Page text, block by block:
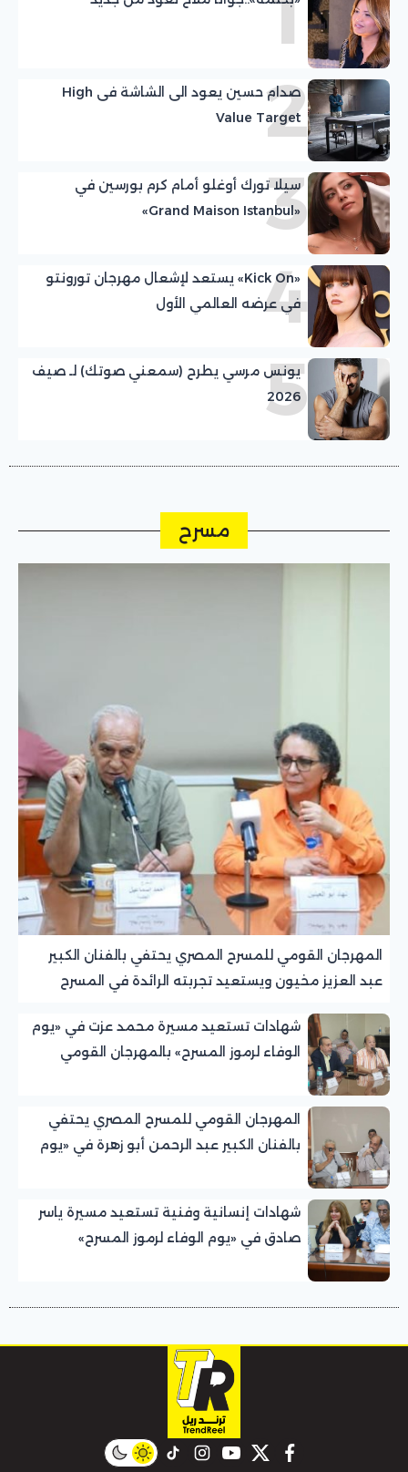
1
2
صدام حسين يعود الى الشاشة فى High
Value Target
3
سيلا تورك أوغلو أمام كرم بورسين في
«Grand Maison Istanbul»
4
«Kick On» يستعد لإشعال مهرجان تورونتو
في عرضه العالمي الأول
5
يونس مرسي يطرح (سمعني صوتك) لـ صيف
2026
مسرح
المهرجان القومي للمسرح المصري يحتفي بالفنان الكبير
عبد العزيز مخيون ويستعيد تجربته الرائدة في المسرح
شهادات تستعيد مسيرة محمد عزت في «يوم
الوفاء لرموز المسرح» بالمهرجان القومي
المهرجان القومي للمسرح المصري يحتفي
بالفنان الكبير عبد الرحمن أبو زهرة في «يوم
شهادات إنسانية وفنية تستعيد مسيرة ياسر
صادق في «يوم الوفاء لرموز المسرح»
facebook
twitter
youtube
instagram
tiktok